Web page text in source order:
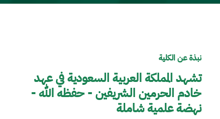
نبذة عن الكلية
تشهد المملكة العربية السعودية في عهد
خادم الحرمين الشريفين - حفظه الله -
نهضة علمية شاملة